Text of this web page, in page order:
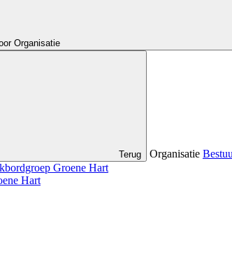
Organisatie
Terug Organisatie
Groene Hart
Hart